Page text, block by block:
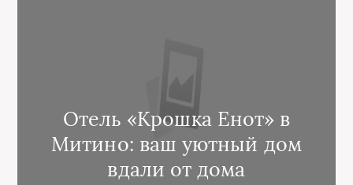
Отель «Крошка Енот» в
Митино: ваш уютный дом
вдали от дома